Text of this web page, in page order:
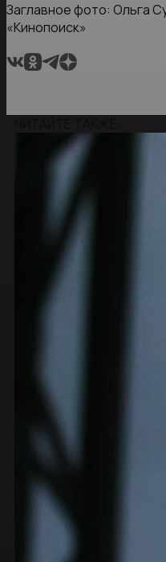
Заглавное фото: Ольга
«Кинопоиск»